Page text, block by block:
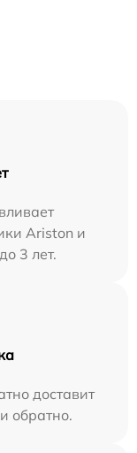
Ariston и
3 лет.
доставит
обратно.